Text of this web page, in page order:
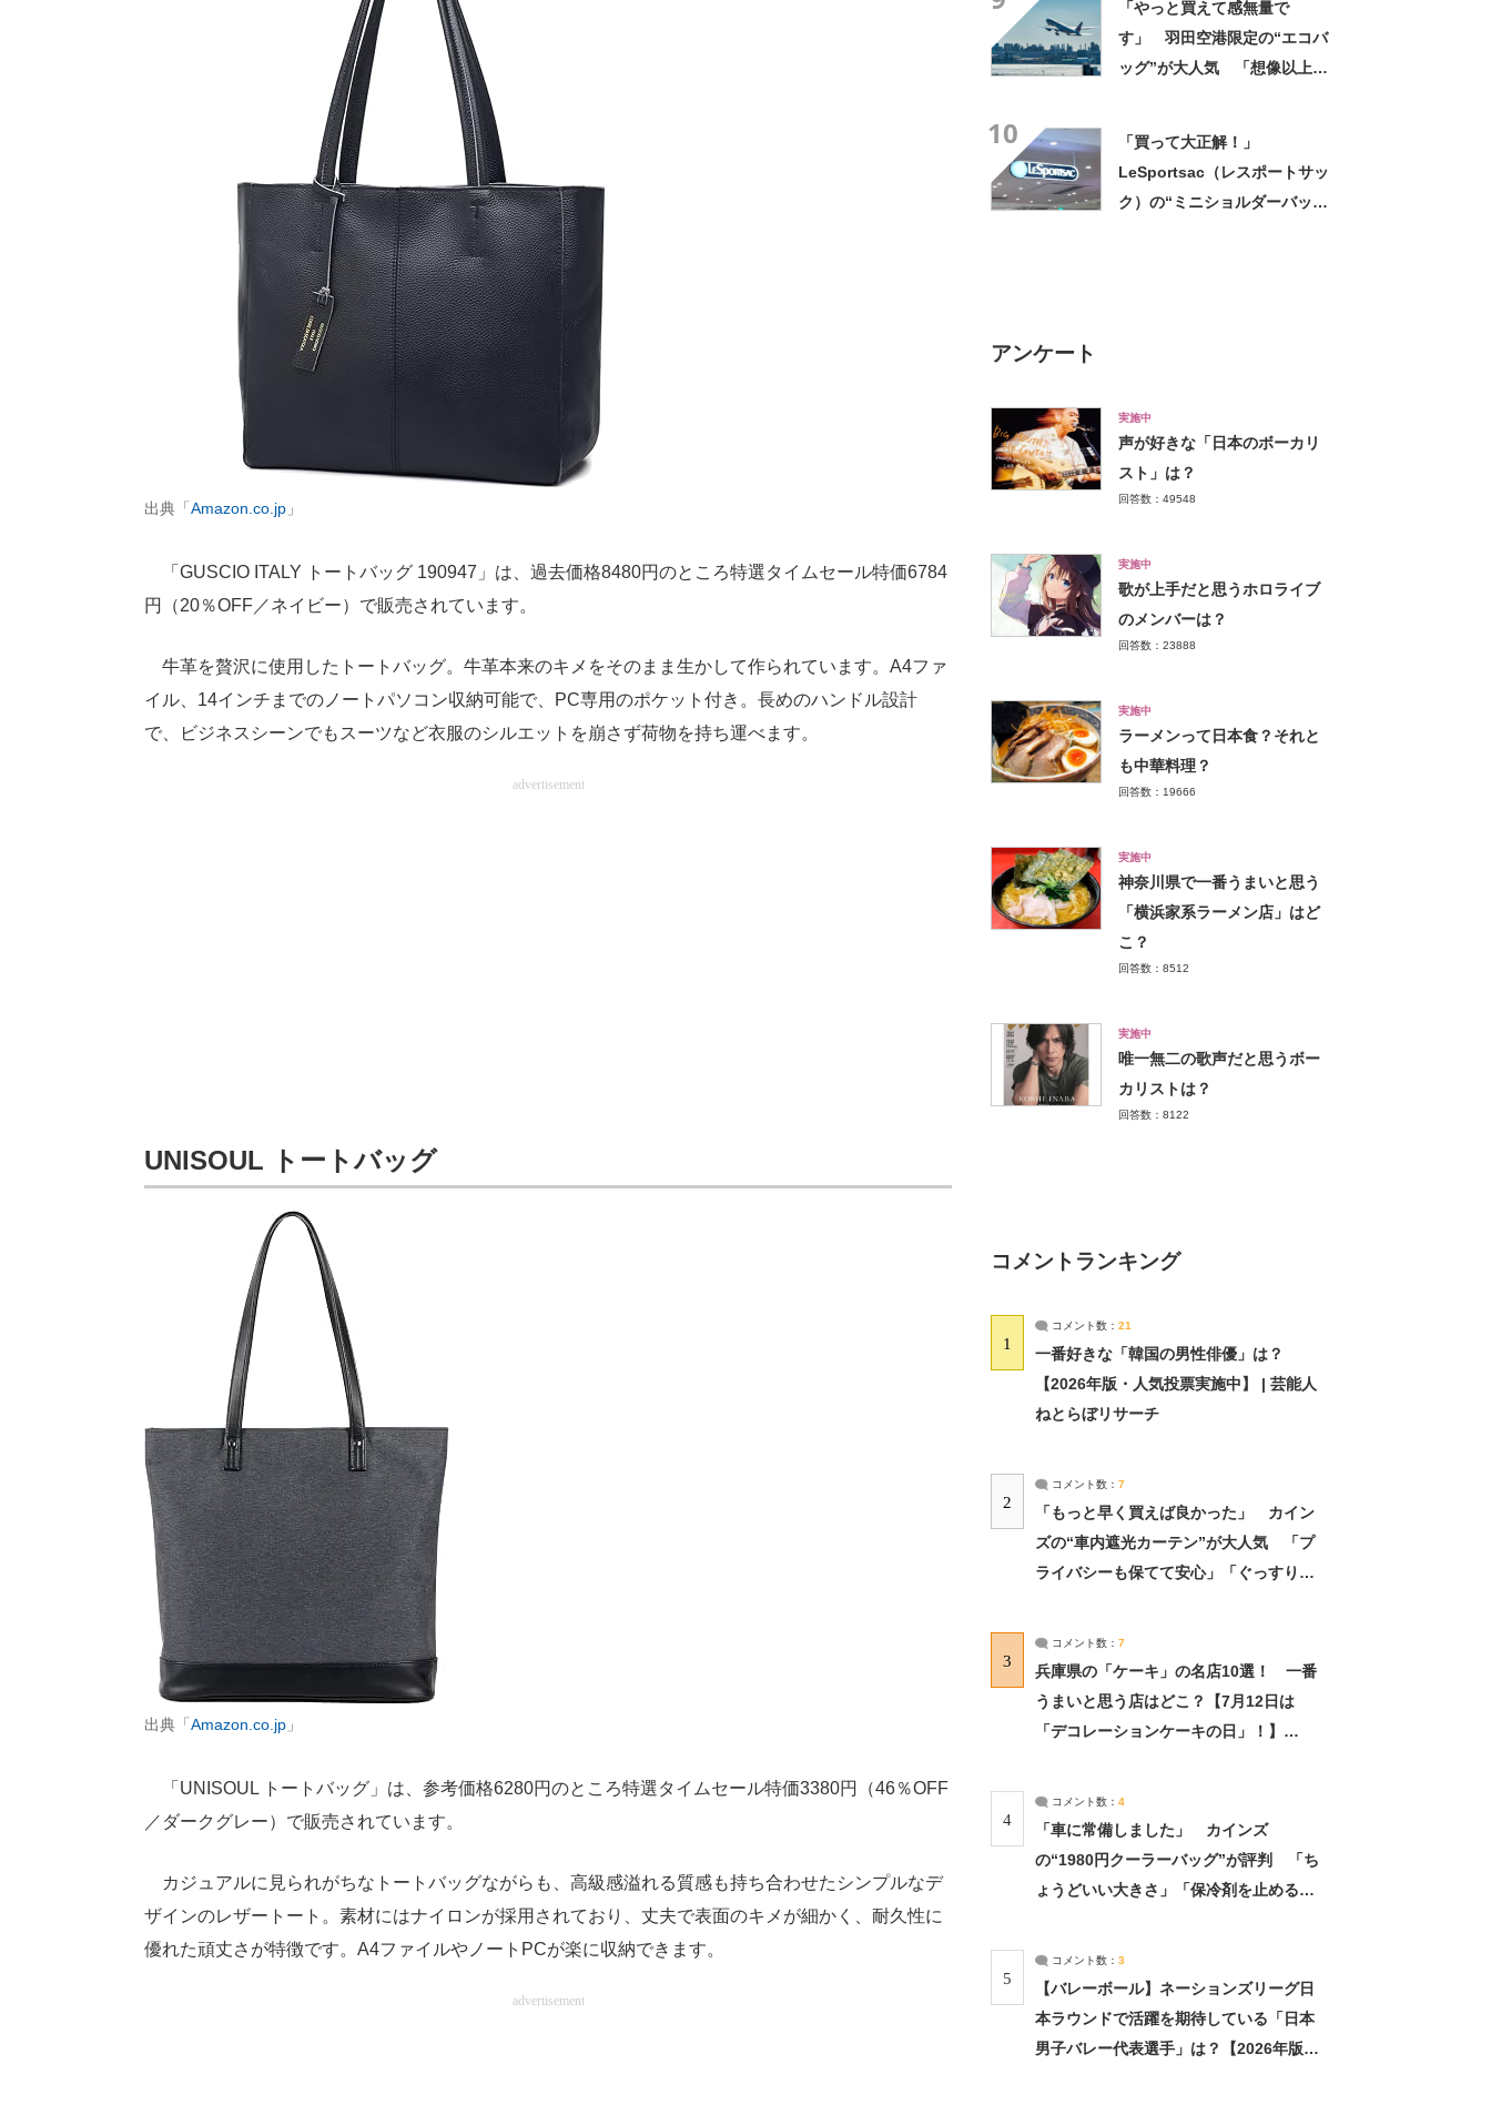
出典「 Amazon.co.jp 」
「GUSCIO ITALY トートバッグ 190947」は、過去価格8480円のところ特選タイムセール特価6784
円（20％OFF／ネイビー）で販売されています。
牛革を贅沢に使用したトートバッグ。牛革本来のキメをそのまま生かして作られています。A4ファ
イル、14インチまでのノートパソコン収納可能で、PC専用のポケット付き。長めのハンドル設計
で、ビジネスシーンでもスーツなど衣服のシルエットを崩さず荷物を持ち運べます。
advertisement
UNISOUL トートバッグ
出典「 Amazon.co.jp 」
「UNISOUL トートバッグ」は、参考価格6280円のところ特選タイムセール特価3380円（46％OFF
／ダークグレー）で販売されています。
カジュアルに見られがちなトートバッグながらも、高級感溢れる質感も持ち合わせたシンプルなデ
ザインのレザートート。素材にはナイロンが採用されており、丈夫で表面のキメが細かく、耐久性に
優れた頑丈さが特徴です。A4ファイルやノートPCが楽に収納できます。
advertisement
「やっと買えて感無量で
す」 羽田空港限定の“エコバ
ッグ”が大人気 「想像以上に
10
「買って大正解！」
LeSportsac（レスポートサッ
ク）の“ミニショルダーバッ
アンケート
実施中
声が好きな「日本のボーカリ
スト」は？
回答数：49548
実施中
歌が上手だと思うホロライブ
のメンバーは？
回答数：23888
実施中
ラーメンって日本食？それと
も中華料理？
回答数：19666
実施中
神奈川県で一番うまいと思う
「横浜家系ラーメン店」はど
こ？
回答数：8512
実施中
唯一無二の歌声だと思うボー
カリストは？
回答数：8122
コメントランキング
1
コメント数： 21
一番好きな「韓国の男性俳優」は？
【2026年版・人気投票実施中】 | 芸能人
ねとらぼリサーチ
2
コメント数： 7
「もっと早く買えば良かった」 カイン
ズの“車内遮光カーテン”が大人気 「プ
ライバシーも保てて安心」「ぐっすり眠
3
コメント数： 7
兵庫県の「ケーキ」の名店10選！ 一番
うまいと思う店はどこ？【7月12日は
「デコレーションケーキの日」！】
4
コメント数： 4
「車に常備しました」 カインズ
の“1980円クーラーバッグ”が評判 「ち
ょうどいい大きさ」「保冷剤を止めるベ
5
コメント数： 3
【バレーボール】ネーションズリーグ日
本ラウンドで活躍を期待している「日本
男子バレー代表選手」は？【2026年版・